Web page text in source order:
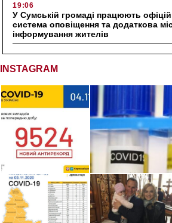
19:06
У Сумській громаді працюють
система оповіщення та додаткова
інформування жителів
INSTAGRAM